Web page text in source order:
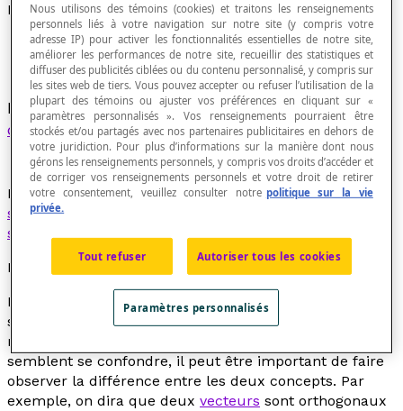
Droites orthogonales
Droites de l'espace qui sontparallèlesà des
droites perpendiculaires.
Des droitesorthogonales ne sont pas nécessairement
sécantes
sécantes, par définition.
Note didactique
Même si, dans l'enseignement secondaire, où on
s'intéresse principalement aux figures planes, les
notions de perpendicularité et d'orthogonalité
semblent se confondre, il peut être important de faire
observer la différence entre les deux concepts. Par
exemple, on dira que deux vecteurs sont orthogonaux
Nous utilisons des témoins (cookies) et traitons les renseignements
personnels liés à votre navigation sur notre site (y compris votre
adresse IP) pour activer les fonctionnalités essentielles de notre site,
améliorer les performances de notre site, recueillir des statistiques et
diffuser des publicités ciblées ou du contenu personnalisé, y compris sur
les sites web de tiers. Vous pouvez accepter ou refuser l’utilisation de la
plupart des témoins ou ajuster vos préférences en cliquant sur «
paramètres personnalisés ». Vos renseignements pourraient être
stockés et/ou partagés avec nos partenaires publicitaires en dehors de
votre juridiction. Pour plus d’informations sur la manière dont nous
gérons les renseignements personnels, y compris vos droits d’accéder et
de corriger vos renseignements personnels et votre droit de retirer
votre consentement, veuillez consulter notre politique sur la vie
privée.
Tout refuser Autoriser tous les cookies
Paramètres personnalisés